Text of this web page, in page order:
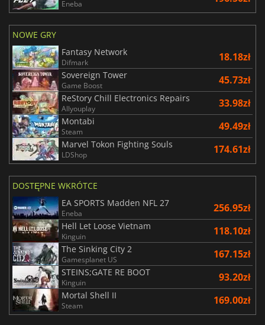
Eneba
NOWE GRY
Fantasy Network
Difmark 18.18zł
Sovereign Tower
Game Boost 45.73zł
ReStory Chill Electronics Repairs
Allyouplay 33.98zł
Montabi
Steam 49.49zł
Marvel Tokon Fighting Souls
LDShop 174.61zł
DOSTĘPNE WKRÓTCE
EA SPORTS Madden NFL 27
Eneba 256.95zł
Hell Let Loose Vietnam
Kinguin 118.10zł
The Sinking City 2
Gamesplanet US 167.15zł
STEINS;GATE RE BOOT
Kinguin 93.20zł
Mortal Shell II
Steam 169.00zł